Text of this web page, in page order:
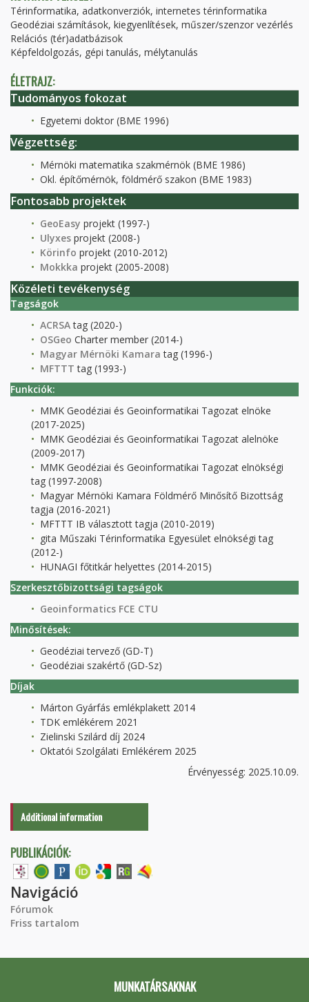
Térinformatika, adatkonverziók, internetes térinformatika
Geodéziai számítások, kiegyenlítések, műszer/szenzor vezérlés
Relációs (tér)adatbázisok
Képfeldolgozás, gépi tanulás, mélytanulás
ÉLETRAJZ:
Tudományos fokozat
Egyetemi doktor (BME 1996)
Végzettség:
Mérnöki matematika szakmérnök (BME 1986)
Okl. építőmérnök, földmérő szakon (BME 1983)
Fontosabb projektek
GeoEasy projekt (1997-)
Ulyxes projekt (2008-)
Körinfo projekt (2010-2012)
Mokkka projekt (2005-2008)
Közéleti tevékenység
Tagságok
ACRSAtag (2020-)
OSGeo Charter member (2014-)
Magyar Mérnöki Kamara tag (1996-)
MFTTT tag (1993-)
Funkciók:
MMK Geodéziai és Geoinformatikai Tagozat elnöke
(2017-2025)
MMK Geodéziai és Geoinformatikai Tagozat alelnöke
(2009-2017)
MMK Geodéziai és Geoinformatikai Tagozat elnökségi
tag (1997-2008)
Magyar Mérnöki Kamara Földmérő Minősítő Bizottság
tagja (2016-2021)
MFTTT IB választott tagja (2010-2019)
gita Műszaki Térinformatika Egyesület elnökségi tag
(2012-)
HUNAGI főtitkár helyettes (2014-2015)
Szerkesztőbizottsági tagságok
Geoinformatics FCE CTU
Minősítések:
Geodéziai tervező (GD-T)
Geodéziai szakértő (GD-Sz)
Díjak
Márton Gyárfás emlékplakett 2014
TDK emlékérem 2021
Zielinski Szilárd díj 2024
Oktatói Szolgálati Emlékérem 2025
Érvényesség: 2025.10.09.
Additional information
PUBLIKÁCIÓK:
Navigáció
Fórumok
Friss tartalom
MUNKATÁRSAKNAK